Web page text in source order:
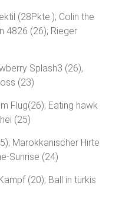
(28Pkte.); Colin the
4826 (26); Rieger
Splash3 (26),
(23)
Flug(26); Eating hawk
(25)
Marokkanischer Hirte
Sunrise (24)
(20); Ball in türkis